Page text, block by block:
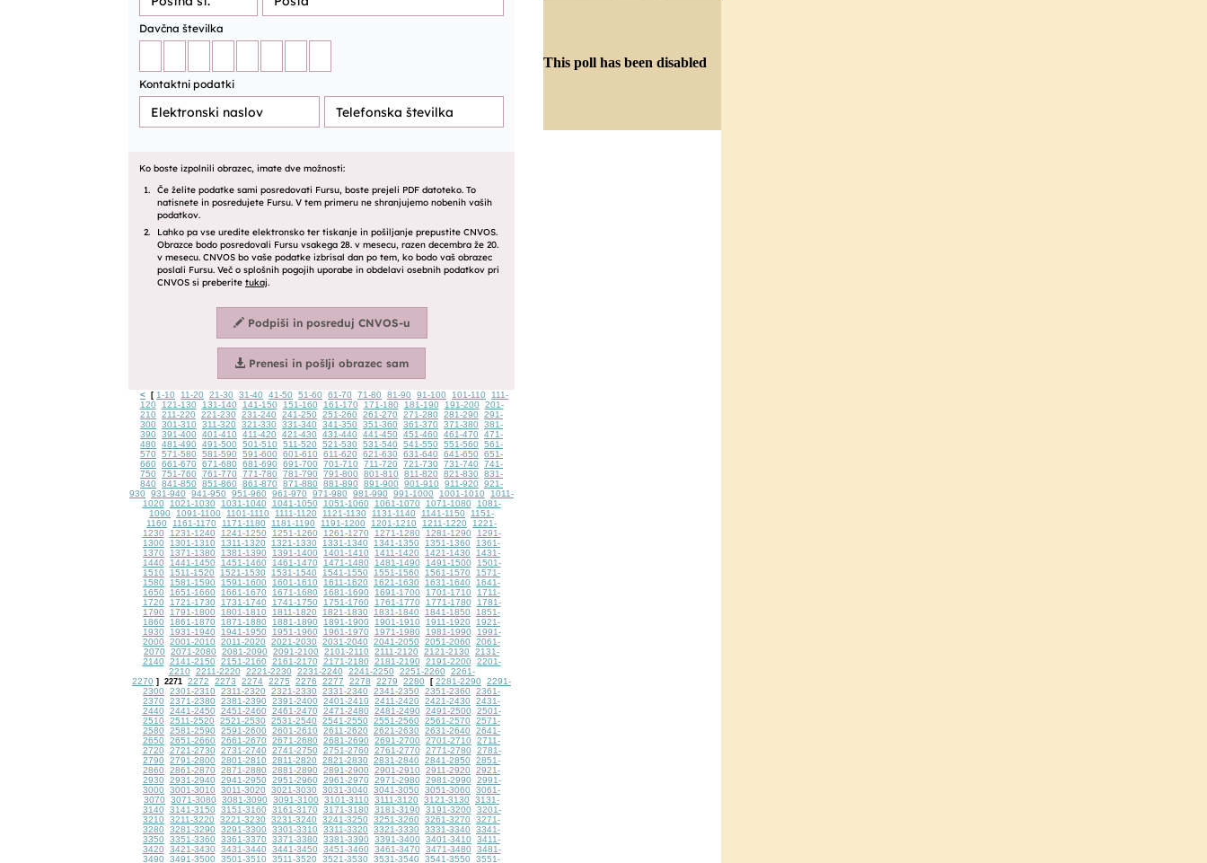
< [ 1-10 11-20 21-30 31-40 41-50 51-60 61-70 71-80 81-90 91-100 101-110
111-
120
121-130 131-140 141-150 151-160 161-170 171-180 181-190 191-200
201-
210
211-220 221-230 231-240 241-250 251-260 261-270 271-280 281-290
291-
300
301-310 311-320 321-330 331-340 341-350 351-360 361-370 371-380
381-
390
391-400 401-410 411-420 421-430 431-440 441-450 451-460 461-470
471-
480
481-490 491-500 501-510 511-520 521-530 531-540 541-550 551-560
561-
570
571-580 581-590 591-600 601-610 611-620 621-630 631-640 641-650
651-
660
661-670 671-680 681-690 691-700 701-710 711-720 721-730 731-740
741-
750
751-760 761-770 771-780 781-790 791-800 801-810 811-820 821-830
831-
840
841-850 851-860 861-870 871-880 881-890 891-900 901-910 911-920
921-
930
931-940 941-950 951-960 961-970 971-980 981-990 991-1000 1001-1010
1011-
1020
1021-1030 1031-1040 1041-1050 1051-1060 1061-1070 1071-1080
1081-
1090
1091-1100 1101-1110 1111-1120 1121-1130 1131-1140 1141-1150
1151-
1160
1161-1170 1171-1180 1181-1190 1191-1200 1201-1210 1211-1220
1221-
1230
1231-1240 1241-1250 1251-1260 1261-1270 1271-1280 1281-1290
1291-
1300
1301-1310 1311-1320 1321-1330 1331-1340 1341-1350 1351-1360
1361-
1370
1371-1380 1381-1390 1391-1400 1401-1410 1411-1420 1421-1430
1431-
1440
1441-1450 1451-1460 1461-1470 1471-1480 1481-1490 1491-1500
1501-
1510
1511-1520 1521-1530 1531-1540 1541-1550 1551-1560 1561-1570
1571-
1580
1581-1590 1591-1600 1601-1610 1611-1620 1621-1630 1631-1640
1641-
1650
1651-1660 1661-1670 1671-1680 1681-1690 1691-1700 1701-1710
1711-
1720
1721-1730 1731-1740 1741-1750 1751-1760 1761-1770 1771-1780
1781-
1790
1791-1800 1801-1810 1811-1820 1821-1830 1831-1840 1841-1850
1851-
1860
1861-1870 1871-1880 1881-1890 1891-1900 1901-1910 1911-1920
1921-
1930
1931-1940 1941-1950 1951-1960 1961-1970 1971-1980 1981-1990
1991-
2000
2001-2010 2011-2020 2021-2030 2031-2040 2041-2050 2051-2060
2061-
2070
2071-2080 2081-2090 2091-2100 2101-2110 2111-2120 2121-2130
2131-
2140
2141-2150 2151-2160 2161-2170 2171-2180 2181-2190 2191-2200
2201-
2210
2211-2220 2221-2230 2231-2240 2241-2250 2251-2260
2261-
2270 ] 2271 2272 2273 2274 2275 2276 2277 2278 2279 2280 [ 2281-2290
2291-
2300
2301-2310 2311-2320 2321-2330 2331-2340 2341-2350 2351-2360
2361-
2370
2371-2380 2381-2390 2391-2400 2401-2410 2411-2420 2421-2430
2431-
2440
2441-2450 2451-2460 2461-2470 2471-2480 2481-2490 2491-2500
2501-
2510
2511-2520 2521-2530 2531-2540 2541-2550 2551-2560 2561-2570
2571-
2580
2581-2590 2591-2600 2601-2610 2611-2620 2621-2630 2631-2640
2641-
2650
2651-2660 2661-2670 2671-2680 2681-2690 2691-2700 2701-2710
2711-
2720
2721-2730 2731-2740 2741-2750 2751-2760 2761-2770 2771-2780
2781-
2790
2791-2800 2801-2810 2811-2820 2821-2830 2831-2840 2841-2850
2851-
2860
2861-2870 2871-2880 2881-2890 2891-2900 2901-2910 2911-2920
2921-
2930
2931-2940 2941-2950 2951-2960 2961-2970 2971-2980 2981-2990
2991-
3000
3001-3010 3011-3020 3021-3030 3031-3040 3041-3050 3051-3060
3061-
3070
3071-3080 3081-3090 3091-3100 3101-3110 3111-3120 3121-3130
3131-
3140
3141-3150 3151-3160 3161-3170 3171-3180 3181-3190 3191-3200
3201-
3210
3211-3220 3221-3230 3231-3240 3241-3250 3251-3260 3261-3270
3271-
3280
3281-3290 3291-3300 3301-3310 3311-3320 3321-3330 3331-3340
3341-
3350
3351-3360 3361-3370 3371-3380 3381-3390 3391-3400 3401-3410
3411-
3420
3421-3430 3431-3440 3441-3450 3451-3460 3461-3470 3471-3480
3481-
3490
3491-3500 3501-3510 3511-3520 3521-3530 3531-3540 3541-3550 3551-
This poll has been disabled